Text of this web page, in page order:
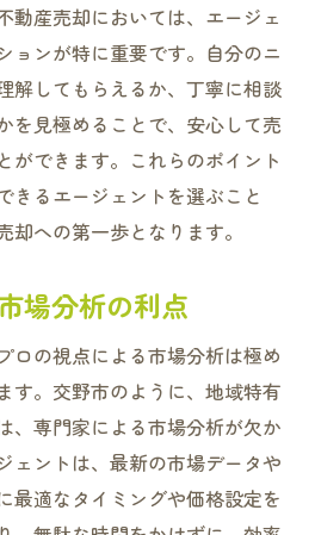
動産売却においては、エージェ
ョンが特に重要です。自分のニ
解してもらえるか、丁寧に相談
を見極めることで、安心して売
ができます。これらのポイント
きるエージェントを選ぶこと
への第一歩となります。
場分析の利点
ロの視点による市場分析は極め
す。交野市のように、地域特有
、専門家による市場分析が欠か
ェントは、最新の市場データや
最適なタイミングや価格設定を